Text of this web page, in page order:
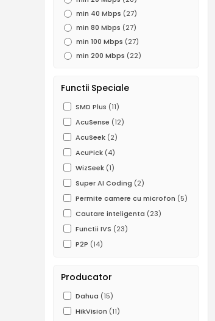
min 40 Mbps (27)
min 80 Mbps (27)
min 100 Mbps (27)
min 200 Mbps (22)
Functii Speciale
SMD Plus (11)
AcuSense (12)
AcuSeek (2)
AcuPick (4)
WizSeek (1)
Super AI Coding (2)
Permite camere cu microfon (5)
Cautare inteligenta (23)
Functii IVS (23)
P2P (14)
Producator
Dahua (15)
HikVision (11)